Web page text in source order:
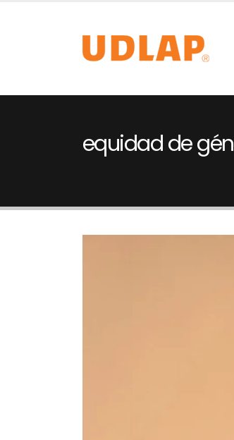
equidad de